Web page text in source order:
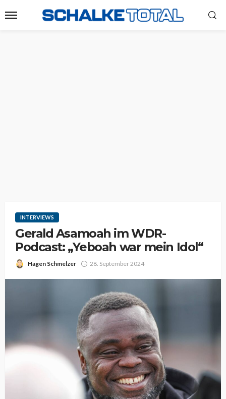
INTERVIEWS
Gerald Asamoah im WDR-
Podcast: „Yeboah war mein Idol“
Hagen Schmelzer 28. September 2024